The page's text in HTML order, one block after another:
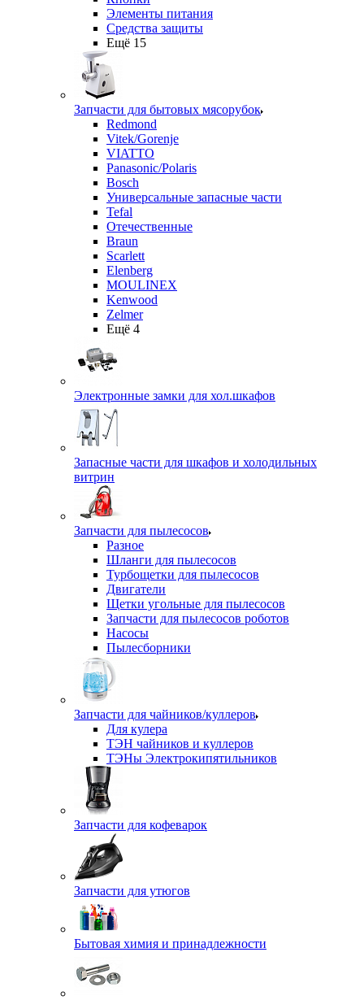
Элементы питания
Средства защиты
Ещё 15
Запчасти для бытовых мясорубок
Redmond
Vitek/Gorenje
VIATTO
Panasonic/Polaris
Bosch
Универсальные запасные части
Tefal
Отечественные
Braun
Scarlett
Elenberg
MOULINEX
Kenwood
Zelmer
Ещё 4
Электронные замки для хол.шкафов
Запасные части для шкафов и холодильных
витрин
Запчасти для пылесосов
Разное
Шланги для пылесосов
Турбощетки для пылесосов
Двигатели
Щетки угольные для пылесосов
Запчасти для пылесосов роботов
Насосы
Пылесборники
Запчасти для чайников/куллеров
Для кулера
ТЭН чайников и куллеров
ТЭНы Электрокипятильников
Запчасти для кофеварок
Запчасти для утюгов
Бытовая химия и принадлежности